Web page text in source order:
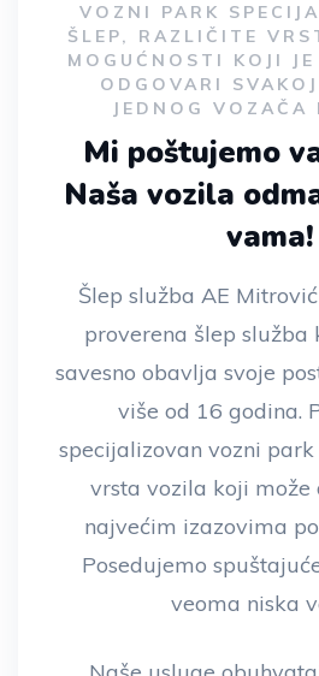
VOZNI PARK
ŠLEP, RAZLIČITE
MOGUĆNOSTI KOJI
ODGOVARI
JEDNOG VOZAČA
Mi poštujemo
Naša vozila
vama!
Šlep služba AE
proverena šlep služba
savesno obavlja svoje
više od 16 godina.
specijalizovan vozni
vrsta vozila koji može
najvećim izazovima
Posedujemo
veoma niska